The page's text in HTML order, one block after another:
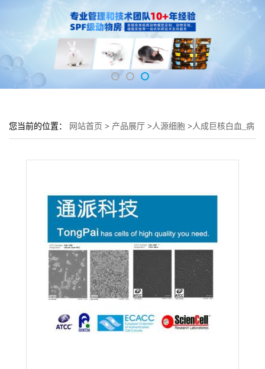
您当前的位置： 网站首页 > 产品展厅 >人源细胞 >人成巨核白血_病